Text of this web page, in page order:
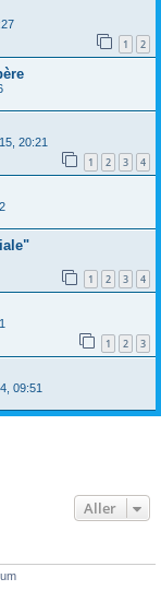
1 2
20:21
1 2 3 4
1 2 3 4
1 2 3
09:51
Aller